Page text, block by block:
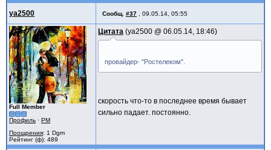
ya2500 Сообщ. #37 09.05.14, 05:55
Full Member
Профиль · PM
Поощрения: 1 Dgm
Рейтинг (ф): 489
Цитата ya2500 @ 06.05.14, 18:46
провайдер- "Ростелеком".
скорость что-то в последнее время бывает
сильно падает. постоянно.